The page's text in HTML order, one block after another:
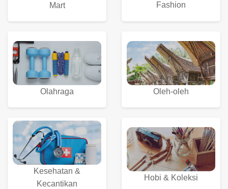
Mart Fashion
Olahraga Oleh-oleh
Kesehatan &
Kecantikan
Hobi & Koleksi